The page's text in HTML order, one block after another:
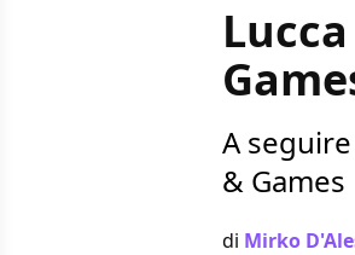
A
& Games
di Mirko